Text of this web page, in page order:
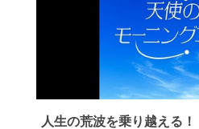
人生の荒波を乗り越える